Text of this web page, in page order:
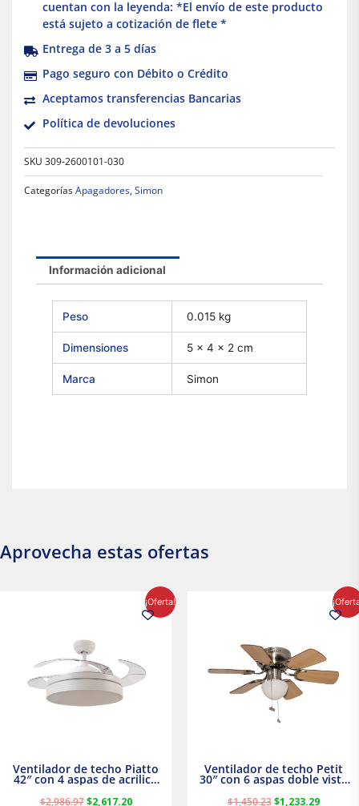
cuentan con la leyenda: *El envío de este producto
está sujeto a cotización de flete *
Entrega de 3 a 5 días
Pago seguro con Débito o Crédito
Aceptamos transferencias Bancarias
Política de devoluciones
SKU 309-2600101-030
CategoríasApagadores, Simon
Información adicional
Peso 0.015 kg
Dimensiones 5 × 4 × 2 cm
Marca Simon
Aprovecha estas ofertas
¡Oferta!
Ventilador de techo Piatto
42″ con 4 aspas de acrilico
transparente
$2,986.97
$2,986.97.
$2,617.20
precio
actual
Ventilador de techo Petit
30″ con 6 aspas doble vista
Satinado Masterfan
$1,450.23
$1,450.23.
$1,233.29
precio
actual